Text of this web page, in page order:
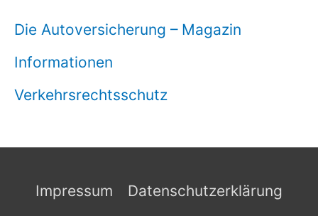
Die Autoversicherung – Magazin
Informationen
Verkehrsrechtsschutz
Impressum Datenschutzerklärung